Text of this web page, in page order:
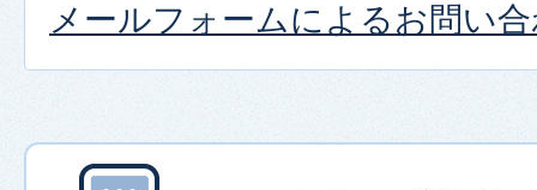
メールフォームによるお問い